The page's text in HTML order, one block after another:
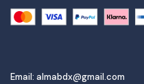
Email: almabdx@gmail.com